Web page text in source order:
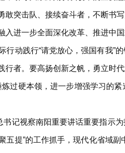
突击队、接续奋斗者，不断书
进一步全面深化改革、推进中
动践行“请党放心，强国有我”
者。要高扬创新之帆，勇立时
过硬本领，进一步增强学习的
记视察南阳重要讲话重要指示
五提”的工作抓手，现代化省域